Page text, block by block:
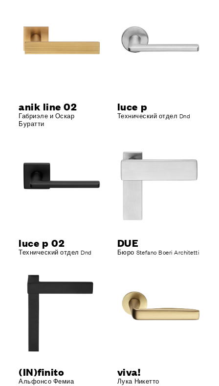
anik line 02
Габриэле и Оскар
Буратти
luce p
Технический отдел Dnd
luce p 02
Технический отдел Dnd
DUE
Бюро Stefano Boeri Architetti
(IN)finito
Альфонсо Фемиа
viva!
Лука Никетто